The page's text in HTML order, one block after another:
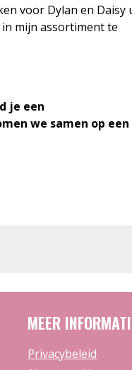
voor Dylan en Daisy
mijn assortiment te
je een
we samen op een
MEER
Privacybeleid